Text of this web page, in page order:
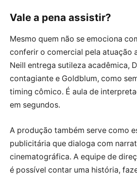
Vale a pena assistir?
Mesmo quem não se emociona
conferir o comercial pela atuação
Neill entrega sutileza acadêmica,
contagiante e Goldblum, como
timing cômico. É aula de
em segundos.
A produção também serve como
publicitária que dialoga com
cinematográfica. A equipe de
é possível contar uma história,